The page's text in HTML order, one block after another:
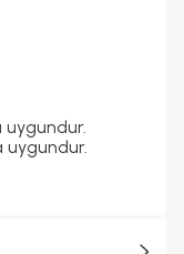
uygundur.
uygundur.